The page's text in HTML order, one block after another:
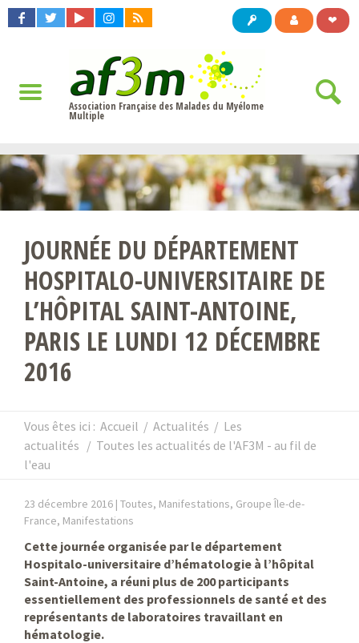
❤
Association Française des Malades du Myélome
Multiple
JOURNÉE DU DÉPARTEMENT
HOSPITALO-UNIVERSITAIRE DE
L’HÔPITAL SAINT-ANTOINE,
PARIS LE LUNDI 12 DÉCEMBRE
2016
Vous êtes ici : Accueil / Actualités / Les
actualités / Toutes les actualités de l'AF3M - au fil de
l'eau
23 décembre 2016 | Toutes, Manifestations, Groupe Île-de-
France, Manifestations
Cette journée organisée par le département
Hospitalo-universitaire d’hématologie à l’hôpital
Saint-Antoine, a réuni plus de 200 participants
essentiellement des professionnels de santé et des
représentants de laboratoires travaillant en
hématologie.